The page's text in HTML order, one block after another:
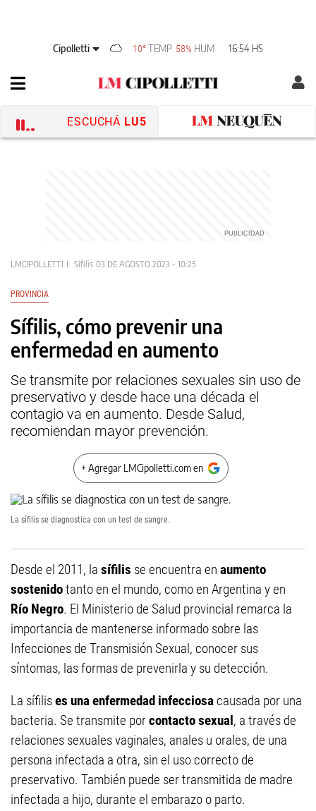
Cipolletti 10° TEMP 58% HUM 16:54 HS
ESCUCHÁ LU5
LMCIPOLLETTI Sífilis 03 DE AGOSTO 2023 - 10:25
PROVINCIA
Sífilis, cómo prevenir una
enfermedad en aumento
Se transmite por relaciones sexuales sin uso de
preservativo y desde hace una década el
contagio va en aumento. Desde Salud,
recomiendan mayor prevención.
+ Agregar LMCipolletti.com en
La sífilis se diagnostica con un test de sangre.
Desde el 2011, la sífilis se encuentra en aumento
sostenidotanto en el mundo, como en Argentina y en
Río Negro. El Ministerio de Salud provincial remarca la
importancia de mantenerse informado sobre las
Infecciones de Transmisión Sexual, conocer sus
síntomas, las formas de prevenirla y su detección.
La sífilises unaenfermedad infecciosa causada por una
bacteria. Se transmite porcontacto sexual, a través de
relaciones sexuales vaginales, anales u orales, de una
persona infectada a otra, sin el uso correcto de
preservativo. También puede ser transmitida de madre
infectada a hijo, durante el embarazo o parto.